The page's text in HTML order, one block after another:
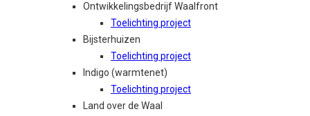
Ontwikkelingsbedrijf Waalfront
Toelichting project
Bijsterhuizen
Toelichting project
Indigo (warmtenet)
Toelichting project
Land over de Waal